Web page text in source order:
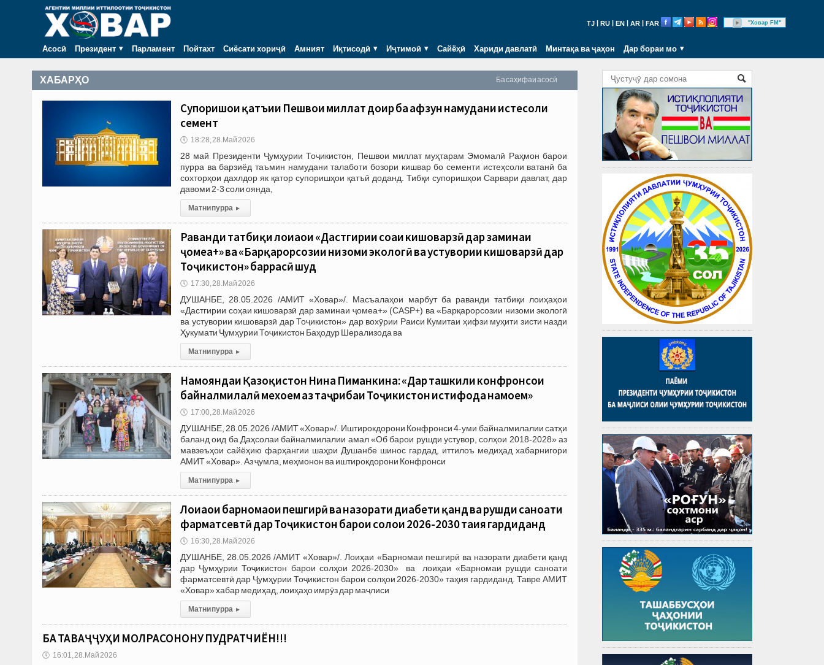
TJ RU EN AR FAR "Ховар FM"
Асосӣ Президент Парламент Пойтахт Сиёсати хориҷӣ Амният Иқтисодӣ Иҷтимоӣ Сайёҳӣ Хариди давлатӣ Минтақа ва ҷаҳон Дар бораи мо
Ба саҳифаи асосӣ
ХАБАРҲО
Супоришҳои қатъии Пешвои миллат доир ба афзун намудани истеҳсоли
семент
🕔 18:28, 28.Май 2026
28 май Президенти Ҷумҳурии Тоҷикистон, Пешвои миллат муҳтарам Эмомалӣ Раҳмон барои
пурра ва барзиёд таъмин намудани талаботи бозори кишвар бо сементи истеҳсоли ватанӣ ба
сохторҳои дахлдор як қатор супоришҳои қатъӣ доданд. Тибқи супоришҳои Сарвари давлат, дар
давоми 2-3 соли оянда,
Матни пурра ▸
Раванди татбиқи лоиҳаҳои «Дастгирии соҳаи кишоварзӣ дар заминаи
ҷомеа+» ва «Барқарорсозии низоми экологӣ ва устувории кишоварзӣ дар
Тоҷикистон» баррасӣ шуд
🕔 17:30, 28.Май 2026
ДУШАНБЕ, 28.05.2026 /АМИТ «Ховар»/. Масъалаҳои марбут ба раванди татбиқи лоиҳаҳои
«Дастгирии соҳаи кишоварзӣ дар заминаи ҷомеа+» (CASP+) ва «Барқарорсозии низоми экологӣ
ва устувории кишоварзӣ дар Тоҷикистон» дар вохӯрии Раиси Кумитаи ҳифзи муҳити зисти назди
Ҳукумати Ҷумҳурии Тоҷикистон Баҳодур Шерализода ва
Матни пурра ▸
Намояндаи Қазоқистон Нина Пиманкина: «Дар ташкили конфронсҳои
байналмилалӣ мехоҳем аз таҷрибаи Тоҷикистон истифода намоем»
🕔 17:00, 28.Май 2026
ДУШАНБЕ, 28.05.2026 /АМИТ «Ховар»/. Иштирокдорони Конфронси 4-уми байналмилалии сатҳи
баланд оид ба Даҳсолаи байналмилалии амал «Об барои рушди устувор, солҳои 2018-2028» аз
мавзеъҳои сайёҳию фарҳангии шаҳри Душанбе шинос гардад, иттилоъ медиҳад хабарнигори
АМИТ «Ховар». Аз ҷумла, меҳмонон ва иштирокдорони Конфронси
Матни пурра ▸
Лоиҳаҳои барномаҳои пешгирӣ ва назорати диабети қанд ва рушди саноати
фарматсевтӣ дар Тоҷикистон барои солҳои 2026-2030 таҳия гардиданд
🕔 16:30, 28.Май 2026
ДУШАНБЕ, 28.05.2026 /АМИТ «Ховар»/. Лоиҳаи «Барномаи пешгирӣ ва назорати диабети қанд
дар Ҷумҳурии Тоҷикистон барои солҳои 2026-2030» ва лоиҳаи «Барномаи рушди саноати
фарматсевтӣ дар Ҷумҳурии Тоҷикистон барои солҳои 2026-2030» таҳия гардиданд. Тавре АМИТ
«Ховар» хабар медиҳад, лоиҳаҳо имрӯз дар маҷлиси
Матни пурра ▸
БА ТАВАҶҶУҲИ МОЛРАСОНОНУ ПУДРАТЧИЁН!!!
🕔 16:01, 28.Май 2026